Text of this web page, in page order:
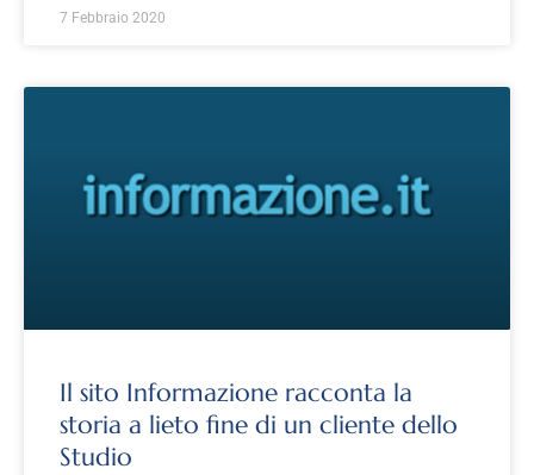
7 Febbraio 2020
Il sito Informazione racconta la
storia a lieto fine di un cliente dello
Studio